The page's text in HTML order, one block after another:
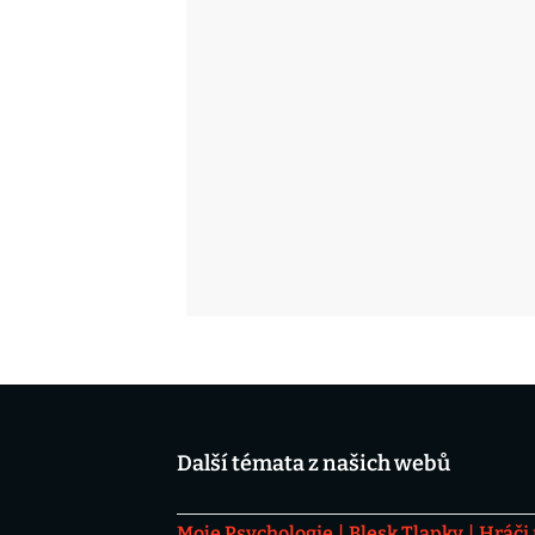
Další témata z našich webů